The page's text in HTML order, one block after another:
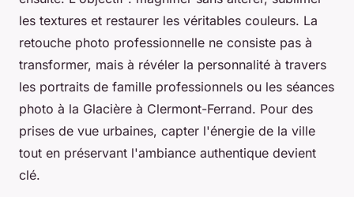
les textures et restaurer les véritables couleurs. La
retouche photo professionnelle ne consiste pas à
transformer, mais à révéler la personnalité à travers
les portraits de famille professionnels ou les séances
photo à la Glacière à Clermont-Ferrand. Pour des
prises de vue urbaines, capter l'énergie de la ville
tout en préservant l'ambiance authentique devient
clé.